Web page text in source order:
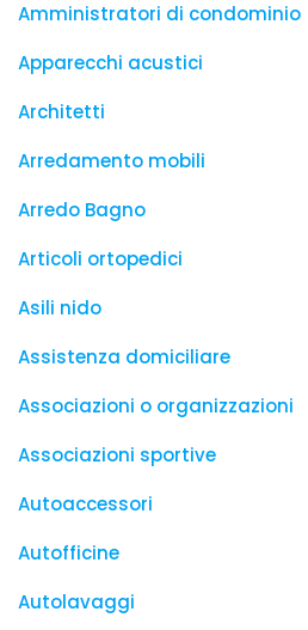
Amministratori di condominio
Apparecchi acustici
Architetti
Arredamento mobili
Arredo Bagno
Articoli ortopedici
Asili nido
Assistenza domiciliare
Associazioni o organizzazioni
Associazioni sportive
Autoaccessori
Autofficine
Autolavaggi